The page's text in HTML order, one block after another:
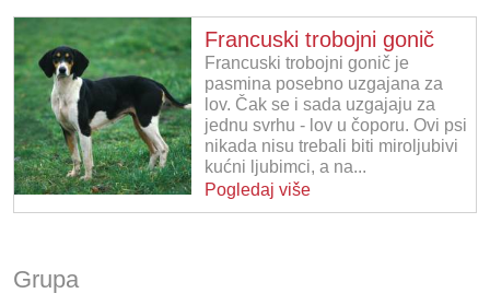
Francuski trobojni gonič
Francuski trobojni gonič je
pasmina posebno uzgajana za
lov. Čak se i sada uzgajaju za
jednu svrhu - lov u čoporu. Ovi psi
nikada nisu trebali biti miroljubivi
kućni ljubimci, a na...
Pogledaj više
Grupa